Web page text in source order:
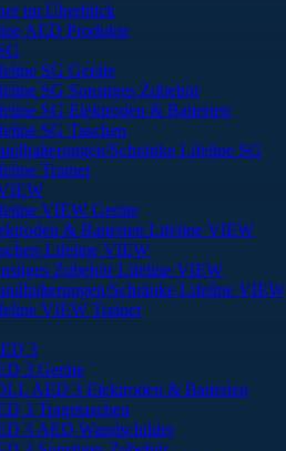
im Überblick
AED Produkte
SG Geräte
SG Sonstiges Zubehör
SG Elektroden & Batterien
SG Taschen
Schränke Lifeline SG
Trainer
VIEW Geräte
& Batterien Lifeline VIEW
Lifeline VIEW
Zubehör Lifeline VIEW
Schränke Lifeline VIEW
VIEW Trainer
3
3 Geräte
AED 3 Elektroden & Batterien
3 Tragetaschen
3 AED Wandschilder